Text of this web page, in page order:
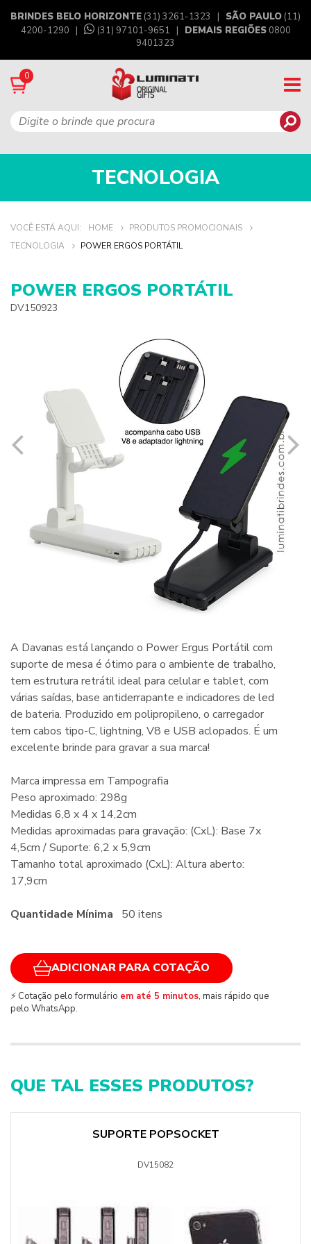
BRINDES BELO HORIZONTE (31) 3261-1323 | SÃO PAULO (11)
4200-1290 |
(31) 97101-9651 | DEMAIS REGIÕES0800
9401323
0
TECNOLOGIA
VOCÊ ESTÁ AQUI: HOME
PRODUTOS PROMOCIONAIS
TECNOLOGIA
POWER ERGOS PORTÁTIL
POWER ERGOS PORTÁTIL
DV150923
A Davanas está lançando o Power Ergus Portátil com
suporte de mesa é ótimo para o ambiente de trabalho,
tem estrutura retrátil ideal para celular e tablet, com
várias saídas, base antiderrapante e indicadores de led
de bateria. Produzido em polipropileno, o carregador
tem cabos tipo-C, lightning, V8 e USB aclopados. É um
excelente brinde para gravar a sua marca!
Marca impressa em Tampografia
Peso aproximado: 298g
Medidas 6,8 x 4 x 14,2cm
Medidas aproximadas para gravação: (CxL): Base 7x
4,5cm / Suporte: 6,2 x 5,9cm
Tamanho total aproximado (CxL): Altura aberto:
17,9cm
Quantidade Mínima 50 itens
ADICIONAR PARA COTAÇÃO
⚡ Cotação pelo formulário em até 5 minutos, mais rápido que
pelo WhatsApp.
QUE TAL ESSES PRODUTOS?
SUPORTE POPSOCKET
DV15082